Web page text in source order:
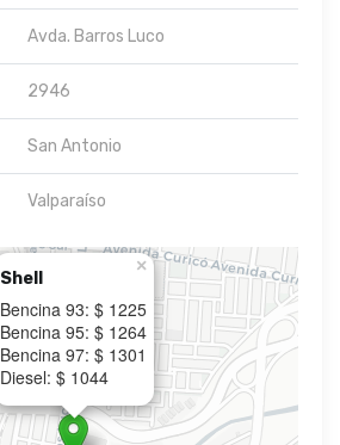
Avda. Barros Luco
2946
San Antonio
Valparaíso
Shell
Bencina 93: $ 1225
Bencina 95: $ 1264
Bencina 97: $ 1301
Diesel: $ 1044
×